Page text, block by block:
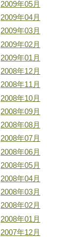
2009年05月
2009年04月
2009年03月
2009年02月
2009年01月
2008年12月
2008年11月
2008年10月
2008年09月
2008年08月
2008年07月
2008年06月
2008年05月
2008年04月
2008年03月
2008年02月
2008年01月
2007年12月